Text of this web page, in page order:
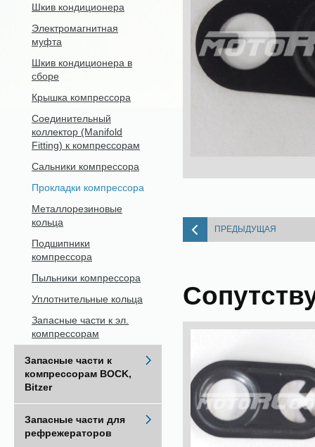
ПРЕДЫДУЩАЯ
Шкив кондиционера
Электромагнитная
муфта
Шкив кондиционера в
сборе
Крышка компрессора
Соединительный
коллектор (Manifold
Fitting) к компрессорам
Сальники компрессора
Прокладки компрессора
Металлорезиновые
кольца
Подшипники
компрессора
Пыльники компрессора
Уплотнительные кольца
Запасные части к эл.
компрессорам
Запасные части к
компрессорам BOCK,
Bitzer
Запасные части для
рефрежераторов